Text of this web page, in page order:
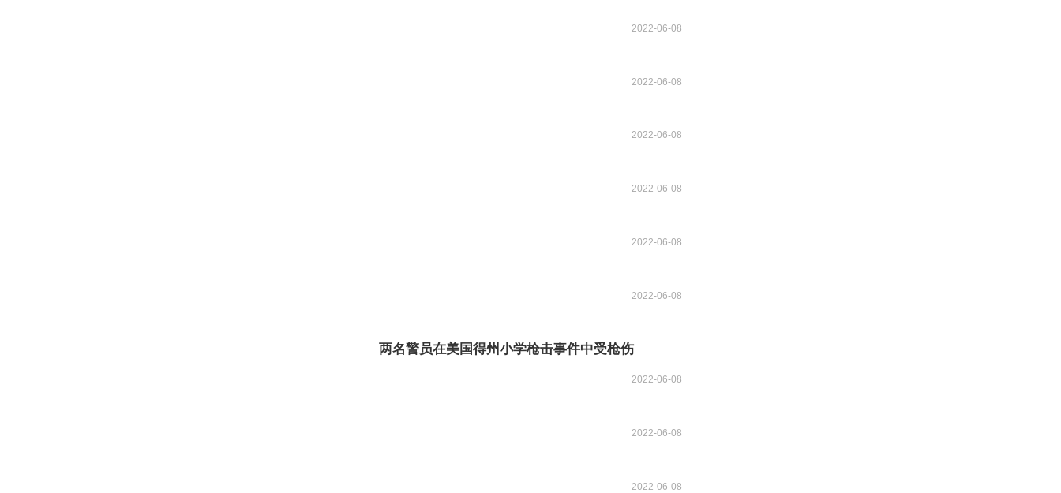
2022-06-08
2022-06-08
2022-06-08
2022-06-08
2022-06-08
2022-06-08
两名警员在美国得州小学枪击事件中受枪伤
2022-06-08
2022-06-08
2022-06-08